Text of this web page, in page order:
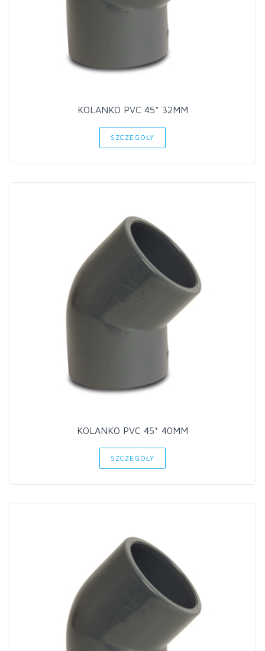
KOLANKO PVC 45* 32MM
SZCZEGÓŁY
KOLANKO PVC 45* 40MM
SZCZEGÓŁY